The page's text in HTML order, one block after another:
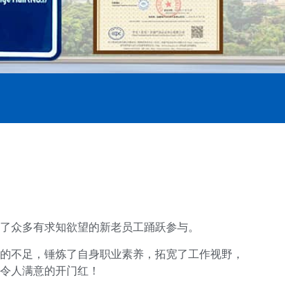
多有求知欲望的新老员工踊跃参与。
足，锤炼了自身职业素养，拓宽了工作视野，
人满意的开门红！